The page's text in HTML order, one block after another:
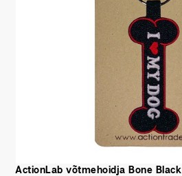
ActionLab võtmehoidja Bone Black